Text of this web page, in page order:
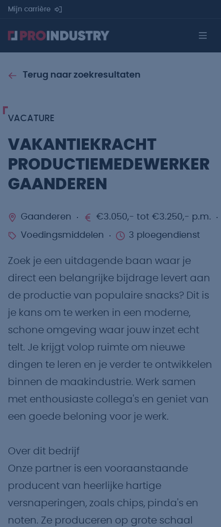
Mijn carrière
Terug naar zoekresultaten
VACATURE
VAKANTIEKRACHT
PRODUCTIEMEDEWERKER
GAANDEREN
Gaanderen €3.050,- tot €3.250,- p.m.
Voedingsmiddelen 3 ploegendienst
Zoek je een uitdagende baan waar je
direct een belangrijke bijdrage levert aan
de productie van populaire snacks? Dit is
je kans om te werken in een moderne,
schone omgeving waar jouw inzet echt
telt. Je krijgt volop ruimte om nieuwe
dingen te leren en je verder te ontwikkelen
binnen de maakindustrie. Werk samen
met enthousiaste collega's en geniet van
een goede beloning voor je werk.
Over dit bedrijf
Onze partner is een vooraanstaande
producent van heerlijke hartige
versnaperingen, zoals chips, pinda's en
noten. Ze produceren op grote schaal